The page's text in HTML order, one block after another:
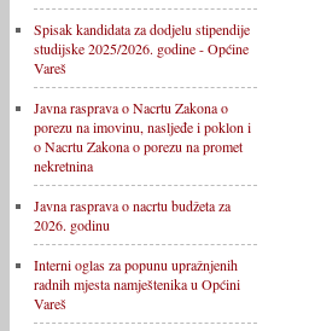
Spisak kandidata za dodjelu stipendije
studijske 2025/2026. godine - Općine
Vareš
Javna rasprava o Nacrtu Zakona o
porezu na imovinu, nasljeđe i poklon i
o Nacrtu Zakona o porezu na promet
nekretnina
Javna rasprava o nacrtu budžeta za
2026. godinu
Interni oglas za popunu upražnjenih
radnih mjesta namještenika u Općini
Vareš